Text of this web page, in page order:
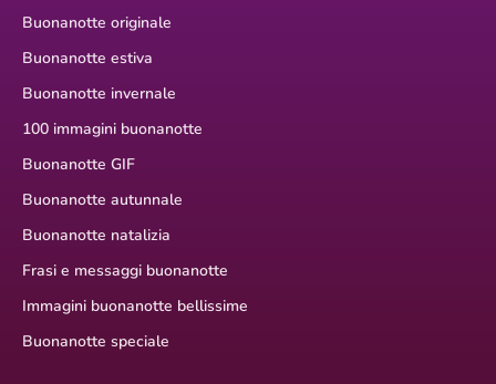
Buonanotte originale
Buonanotte estiva
Buonanotte invernale
100 immagini buonanotte
Buonanotte GIF
Buonanotte autunnale
Buonanotte natalizia
Frasi e messaggi buonanotte
Immagini buonanotte bellissime
Buonanotte speciale